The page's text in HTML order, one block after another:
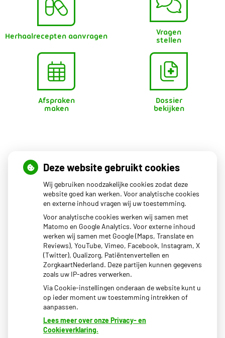
Herhaalrecepten aanvragen
Vragen
stellen
Afspraken
maken
Dossier
bekijken
Openingstijden
08.00 - 17.00
08.00 - 17.00
Woensdag 08.00 - 17.00
Donderdag08.00 - 17.00
08.00 - 17.00
Het uitgiftepunt Beekbergen (voor uw medicijnen) van
BENU apotheek Dokzuid is geopend van 14:00-17:00.
Deze website gebruikt cookies
Wij gebruiken noodzakelijke cookies zodat deze
website goed kan werken. Voor analytische cookies
en externe inhoud vragen wij uw toestemming.
Voor analytische cookies werken wij samen met
Matomo en Google Analytics. Voor externe inhoud
werken wij samen met Google (Maps, Translate en
Reviews), YouTube, Vimeo, Facebook, Instagram, X
(Twitter), Qualizorg, Patiëntenvertellen en
ZorgkaartNederland. Deze partijen kunnen gegevens
zoals uw IP-adres verwerken.
Via Cookie-instellingen onderaan de website kunt u
op ieder moment uw toestemming intrekken of
aanpassen.
Lees meer over onze Privacy- en
Cookieverklaring.